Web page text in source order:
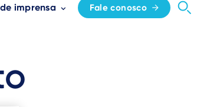
imprensa Fale conosco